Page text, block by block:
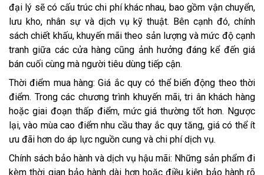
đại lý sẽ có cấu trúc chi phí khác nhau, bao gồm vận chuyển,
lưu kho, nhân sự và dịch vụ kỹ thuật. Bên cạnh đó, chính
sách chiết khấu, khuyến mãi theo sản lượng và mức độ cạnh
tranh giữa các cửa hàng cũng ảnh hưởng đáng kể đến giá
bán cuối cùng mà người tiêu dùng tiếp cận.
Thời điểm mua hàng: Giá ắc quy có thể biến động theo thời
điểm. Trong các chương trình khuyến mãi, tri ân khách hàng
hoặc giai đoạn thấp điểm, mức giá thường tốt hơn. Ngược
lại, vào mùa cao điểm nhu cầu thay ắc quy tăng, giá có thể ít
ưu đãi hơn do áp lực nguồn cung và chi phí dịch vụ.
Chính sách bảo hành và dịch vụ hậu mãi: Những sản phẩm đi
kèm thời gian bảo hành dài hơn hoặc điều kiện bảo hành rõ